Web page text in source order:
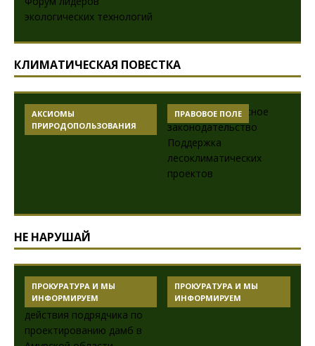
КЛИМАТИЧЕСКАЯ ПОВЕСТКА
АКСИОМЫ
ПРИРОДОПОЛЬЗОВАНИЯ
ПРАВОВОЕ ПОЛЕ
НЕ НАРУШАЙ
ПРОКУРАТУРА И МЫ
ИНФОРМИРУЕМ
ПРОКУРАТУРА И МЫ
ИНФОРМИРУЕМ